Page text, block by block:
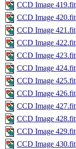
CCD Image 419.fit
CCD Image 420.fit
CCD Image 421.fit
CCD Image 422.fit
CCD Image 423.fit
CCD Image 424.fit
CCD Image 425.fit
CCD Image 426.fit
CCD Image 427.fit
CCD Image 428.fit
CCD Image 429.fit
CCD Image 430.fit